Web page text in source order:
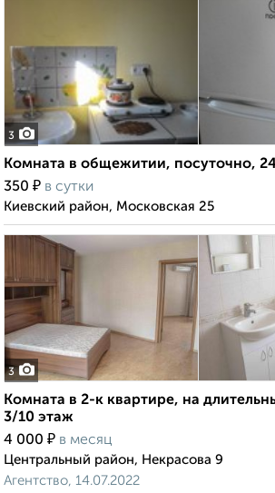
3
Комната в общежитии, посуточно,
350 ₽ в сутки
Киевский район, Московская 25
3
Комната в 2-к квартире, на
3/10 этаж
4 000 ₽ в месяц
Центральный район, Некрасова 9
Агентство, 14.07.2022